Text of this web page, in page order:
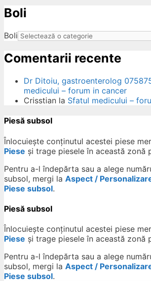
Boli
Boli
Comentarii recente
Dr Ditoiu, gastroenterolog
medicului – forum in cancer
Crisstian la Sfatul medicului –
Piesă subsol
Înlocuiește conținutul acestei piese
Piese și trage piesele în această zonă
Pentru a-l îndepărta sau a alege
subsol, mergi la Aspect /
Piese subsol.
Piesă subsol
Înlocuiește conținutul acestei piese
Piese și trage piesele în această zonă
Pentru a-l îndepărta sau a alege
subsol, mergi la Aspect /
Piese subsol.